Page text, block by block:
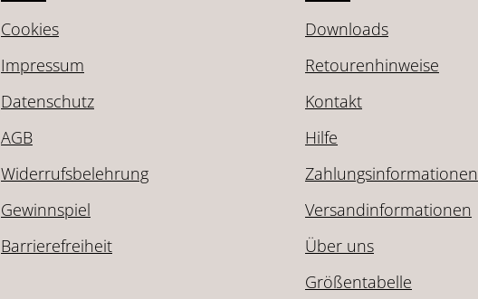
Cookies
Impressum
Datenschutz
AGB
Widerrufsbelehrung
Gewinnspiel
Barrierefreiheit
Downloads
Retourenhinweise
Kontakt
Hilfe
Zahlungsinformationen
Versandinformationen
Über uns
Größentabelle